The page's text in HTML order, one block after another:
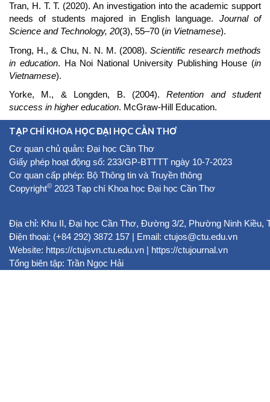
Tran, H. T. T. (2020). An investigation into the academic support
needs of students majored in English language. Journal of
Science and Technology, 20(3), 55–70 (in Vietnamese).
Trong, H., & Chu, N. N. M. (2008). Scientific research methods
in education. Ha Noi National University Publishing House (in
Vietnamese).
Yorke, M., & Longden, B. (2004).Retention and student
success in higher education. McGraw-Hill Education.
TẠP CHÍ KHOA HỌC ĐẠI HỌC CẦN THƠ
Cơ quan chủ quản: Đại học Cần Thơ
Giấy phép hoạt động số: 233/GP-BTTTT ngày 10-7-2023
Cơ quan cấp phép: Bộ Thông tin và Truyền thông
Copyright© 2023 Tạp chí Khoa học Đại học Cần Thơ
Địa chỉ: Khu II, Đại học Cần Thơ, Đường 3/2, Phường Ninh Kiều,
Điện thoại: (+84 292) 3872 157 | Email: ctujos@ctu.edu.vn
Website: https://ctujsvn.ctu.edu.vn | https://ctujournal.vn
Tổng biên tập: Trần Ngọc Hải